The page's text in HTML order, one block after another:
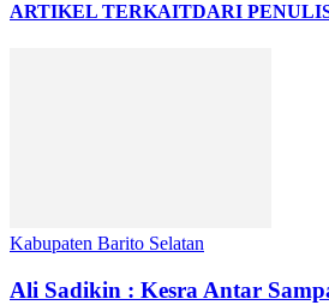
ARTIKEL TERKAITDARI
Kabupaten Barito Selatan
Ali Sadikin : Kesra Antar